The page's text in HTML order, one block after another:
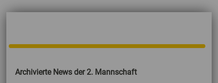
Archivierte News der 2. Mannschaft